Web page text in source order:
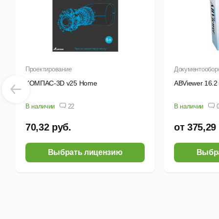
Проектирование
КОМПАС-3D v25 Home
В наличии 22
70,32 руб.
Выбрать лицензию
ABViewer 16.2
В наличии
от 375,29